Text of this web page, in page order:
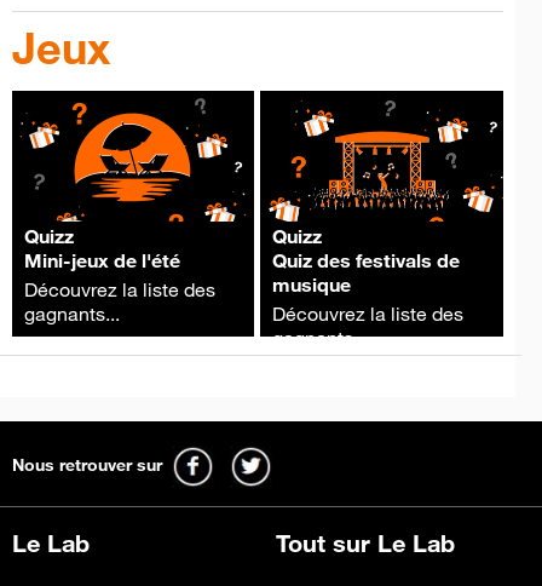
Jeux
Quizz
Mini-jeux de l'été
Découvrez la liste des
gagnants...
Quizz
Quiz des festivals de
musique
Découvrez la liste des
gagnants...
Nous retrouver sur
Le Lab Tout sur Le Lab